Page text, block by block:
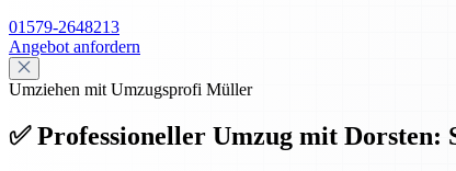
01579-2648213
Angebot anfordern
Umziehen mit Umzugsprofi Müller
✅ Professioneller Umzug mit Dorsten: